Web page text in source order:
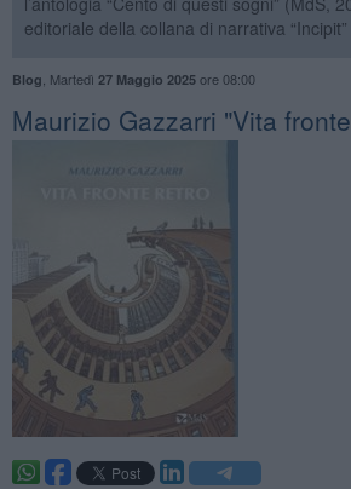
editoriale della collana di narrativa “Incipit”
Blog Martedì 27 Maggio 2025ore 08:00
​Maurizio Gazzarri "Vita